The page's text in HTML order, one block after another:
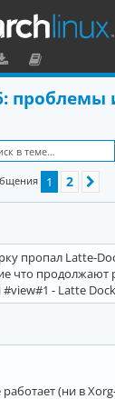
м
ц
и
я
проблемы
1 2
пропал Latte-
что продолжают
- Latte
(ни в